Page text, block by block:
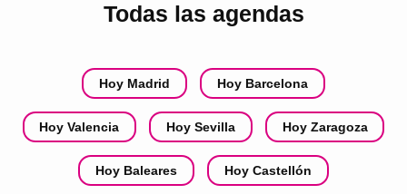
Todas las agendas
Hoy Madrid Hoy Barcelona
Hoy Valencia Hoy Sevilla Hoy Zaragoza
Hoy Baleares Hoy Castellón